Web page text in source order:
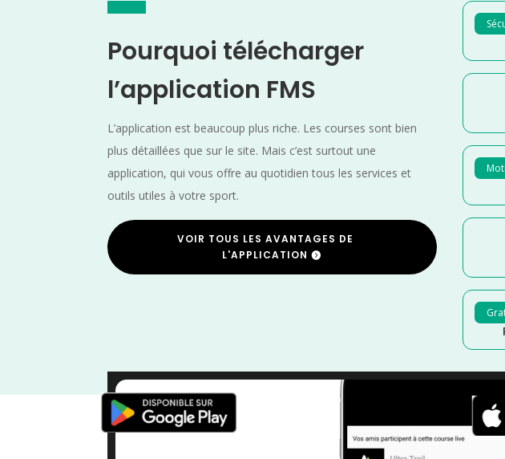
Pourquoi télécharger
l’application FMS
L’application est beaucoup plus riche. Les courses sont bien
plus détaillées que sur le site. Mais c’est surtout une
application, qui vous offre au quotidien tous les services et
outils utiles à votre sport.
VOIR TOUS LES AVANTAGES DE
L'APPLICATION
Trail Gers/